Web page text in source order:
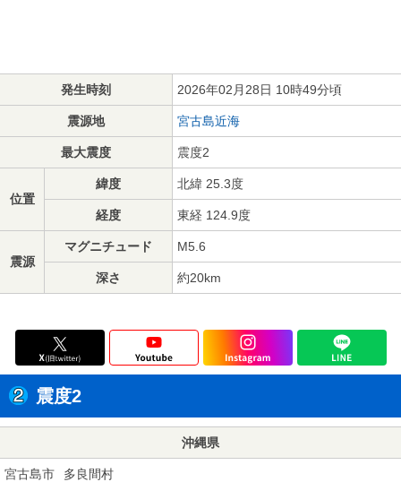
発生時刻 2026年02月28日 10時49分頃
震源地 宮古島近海
最大震度 震度2
位置
緯度 北緯 25.3度
経度 東経 124.9度
震源
マグニチュード M5.6
深さ 約20km
震度2
沖縄県
宮古島市 多良間村